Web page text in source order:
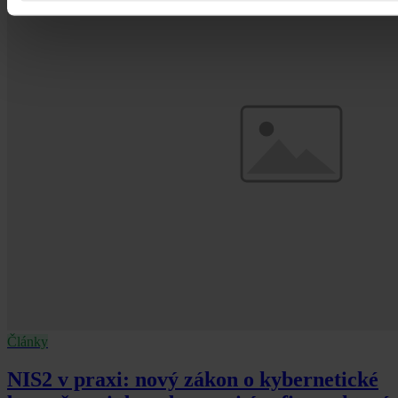
Články
NIS2 v praxi: nový zákon o kybernetické